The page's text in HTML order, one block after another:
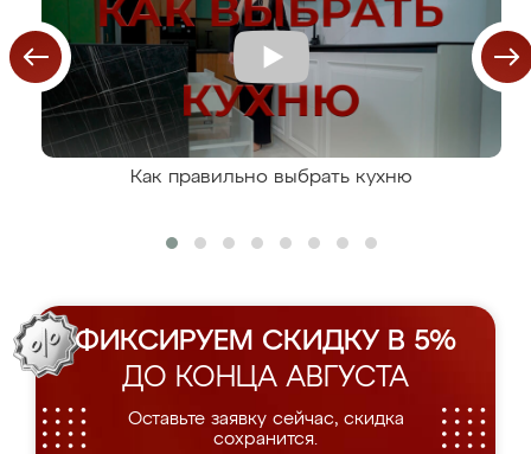
Как правильно выбрать кухню
ФИКСИРУЕМ СКИДКУ В 5%
ДО КОНЦА АВГУСТА
Оставьте заявку сейчас, скидка
сохранится.